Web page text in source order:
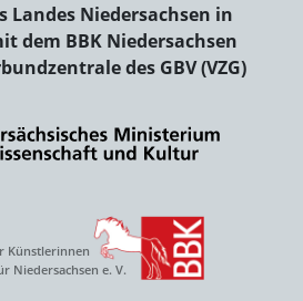
Landes Niedersachsen in
dem BBK Niedersachsen
des GBV (VZG)
Künstlerinnen
Niedersachsen e. V.